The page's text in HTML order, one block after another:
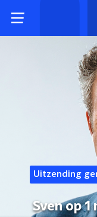
Uitzending
Sven op